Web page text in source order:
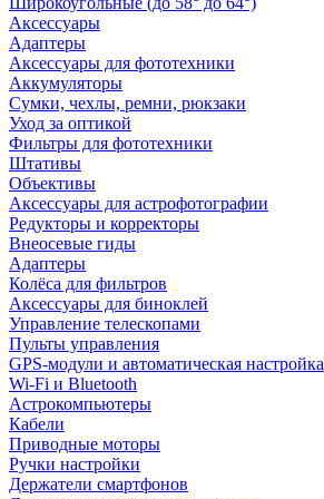
Аксессуары
Адаптеры
Аксессуары для фототехники
Аккумуляторы
Сумки, чехлы, ремни, рюкзаки
Уход за оптикой
Фильтры для фототехники
Штативы
Объективы
Аксессуары для астрофотографии
Редукторы и корректоры
Внеосевые гиды
Адаптеры
Колёса для фильтров
Аксессуары для биноклей
Управление телескопами
Пульты управления
GPS-модули и автоматическая настройка
Wi-Fi и Bluetooth
Астрокомпьютеры
Кабели
Приводные моторы
Ручки настройки
Держатели смартфонов